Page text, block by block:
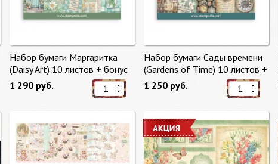
Набор бумаги Маргаритка
(Daisy Art) 10 листов + бонус
от Stamperia
1 290 руб.
Набор бумаги Сады времени
(Gardens of Time) 10 листов +
бонус от Stamperia
1 250 руб.